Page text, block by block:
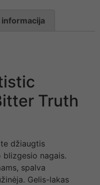
informacija
Truth
džiaugtis
nagais.
spalva
Gelis-lakas